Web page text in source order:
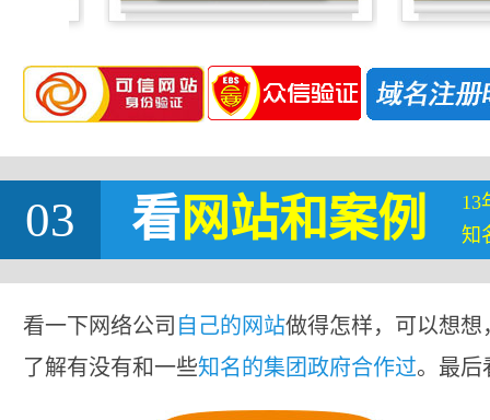
03 看网站和案例
13
知
看一下网络公司 自己的网站做得怎样，可以想
了解有没有和一些知名的集团政府合作过。最后